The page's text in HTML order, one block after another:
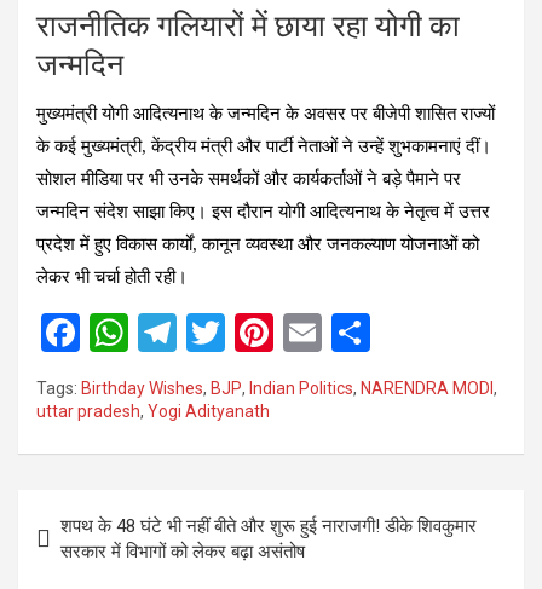
राजनीतिक गलियारों में छाया रहा योगी का
जन्मदिन
मुख्यमंत्री योगी आदित्यनाथ के जन्मदिन के अवसर पर बीजेपी शासित राज्यों
के कई मुख्यमंत्री, केंद्रीय मंत्री और पार्टी नेताओं ने उन्हें शुभकामनाएं दीं।
सोशल मीडिया पर भी उनके समर्थकों और कार्यकर्ताओं ने बड़े पैमाने पर
जन्मदिन संदेश साझा किए। इस दौरान योगी आदित्यनाथ के नेतृत्व में उत्तर
प्रदेश में हुए विकास कार्यों, कानून व्यवस्था और जनकल्याण योजनाओं को
लेकर भी चर्चा होती रही।
F
a
ce
b
o
k
W
at
s
p
p
T
el
e
gr
m
T
wi
tt
er
Pi
nt
er
es
E
m
ail
h
ar
e
Tags: Birthday Wishes, BJP, Indian Politics, NARENDRA MODI ,
uttar pradesh, Yogi Adityanath
navigation
शपथ के 48 घंटे भी नहीं बीते और शुरू हुई नाराजगी! डीके शिवकुमार
सरकार में विभागों को लेकर बढ़ा असंतोष